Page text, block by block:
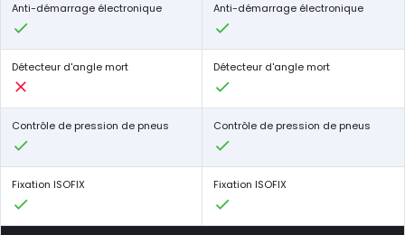
Anti-démarrage électronique Anti-démarrage électronique
Détecteur d'angle mort Détecteur d'angle mort
Contrôle de pression de pneus Contrôle de pression de pneus
Fixation ISOFIX Fixation ISOFIX